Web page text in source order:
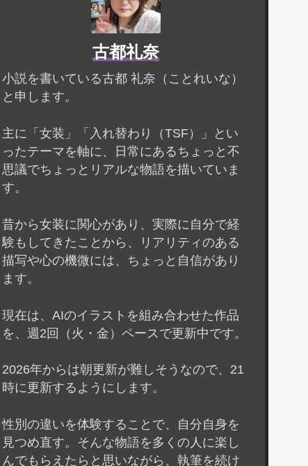
古都礼奈
小説を書いている古都 礼奈（ことれいな）
と申します。
主に「女装」「入れ替わり（TSF）」とい
ったテーマを軸に、日常にあるちょっと不
思議でちょっとリアルな物語を描いていま
す。
昔から女装に関心があり、実際に自分で経
験もしてきたことから、リアリティのある
描写や心の機微には、ちょっと自信があり
ます。
現在は、AIのイラストを組み合わせた作品
を、週2回（火・金）ペースで更新中です。
2026年からは朝更新が難しそうなので、21
時に更新するようにします。
性別の違いを体験することで、自分自身を
見つめ直す。そんな物語を多くの人に楽し
んでもらえたらと思いながら、執筆を続け